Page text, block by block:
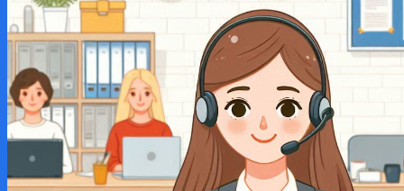
Du học hàn quốc Korea
Đăng ký ghi danh học
Tools – công cụ xây dựng
Du học nhật bản Hàn Quốc Korea
Du học nhật bản Japan
Coaching học sinh
Coaching sinh viên
Tôi làm cho bạn
I do for you
Fix error wordpress website